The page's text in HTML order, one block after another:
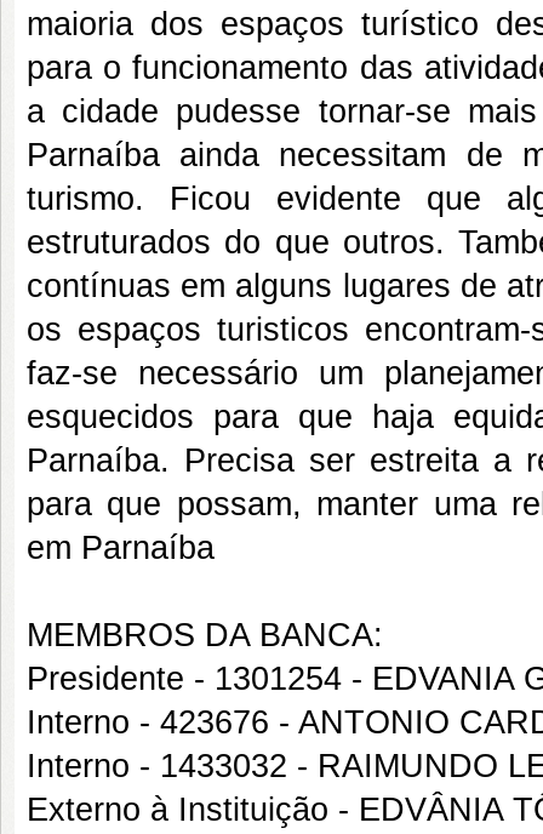
maioria dos espaços turístico
para o funcionamento das
a cidade pudesse tornar-se
Parnaíba ainda necessitam de
turismo. Ficou evidente que
estruturados do que outros.
contínuas em alguns lugares de
os espaços turisticos
faz-se necessário um
esquecidos para que haja
Parnaíba. Precisa ser estreita a
para que possam, manter uma
em Parnaíba
MEMBROS DA BANCA:
Presidente - 1301254 - EDVANIA
Interno - 423676 - ANTONIO
Interno - 1433032 - RAIMUNDO
Externo à Instituição - EDVÂNIA